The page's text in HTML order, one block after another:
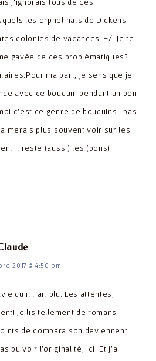
les orphelinats de Dickens
colonies de vacances :-/ .Je te
gavée de ces problématiques?
ma part, je sens que je
avec ce bouquin pendant un bon
c'est ce genre de bouquins , pas
plus souvent voir sur les
il reste (aussi) les (bons)
dit :
2017 à 4:50 pm
qu'il t'ait plu. Les attentes,
Je lis tellement de romans
de comparaison deviennent
pu voir l'originalité, ici. Et j'ai